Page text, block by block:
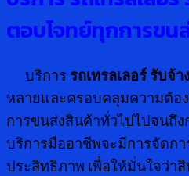
ตอบโจทย์ทุกการขน
บริการ รถเทรลเลอร์ รับจ้
หลายและครอบคลุมความต้อ
การขนส่งสินค้าทั่วไปไปจนถึง
บริการมืออาชีพจะมีการจัดก
ประสิทธิภาพ เพื่อให้มั่นใจว่า